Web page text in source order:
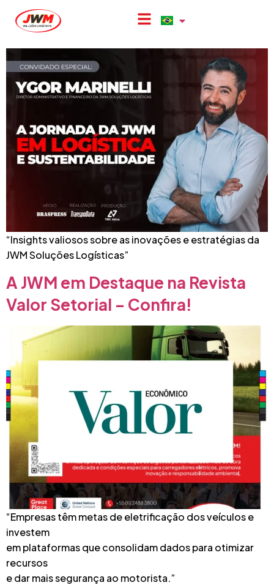
Confira a jornada da JWM em
Logística e Sustentabilidade
“Insights valiosos sobre as inovações e estratégias da
JWM Soluções Logísticas”
A JWM em Destaque na Revista
Valor Setorial – Confira!
“Empresas têm metas de eletrificação dos veículos e
investem
em plataformas que consolidam dados para otimizar
recursos
e dar mais segurança ao motorista.”